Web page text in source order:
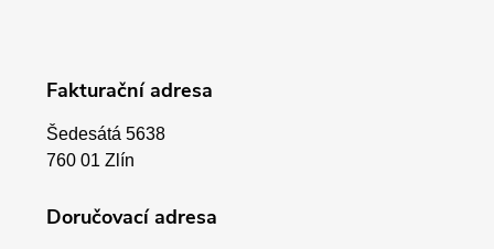
Fakturační adresa
Šedesátá 5638
760 01 Zlín
Doručovací adresa